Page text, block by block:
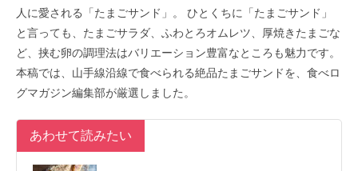
人に愛される「たまごサンド」。 ひとくちに「たまごサンド」
と言っても、たまごサラダ、ふわとろオムレツ、厚焼きたまごな
ど、挟む卵の調理法はバリエーション豊富なところも魅力です。
本稿では、山手線沿線で食べられる絶品たまごサンドを、食べロ
グマガジン編集部が厳選しました。
あわせて読みたい